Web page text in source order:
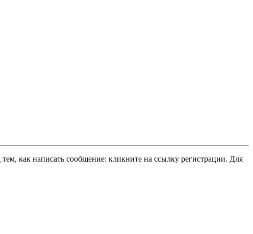
тем, как написать сообщение: кликните на ссылку регистрации. Для